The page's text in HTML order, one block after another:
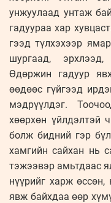
унжуулаад унтаж
гадуураа хар
гээд түлхэхээр
шургаад,
Өдөржин гадуур
өөдөөс гүйгээд
мэдрүүлдэг.
хөөрхөн үйлдэлтэй
болж бидний гэр
хамгийн сайхан нь
тэжээвэр амьтдаас
нүүрийг харж
явж байхдаа өөр